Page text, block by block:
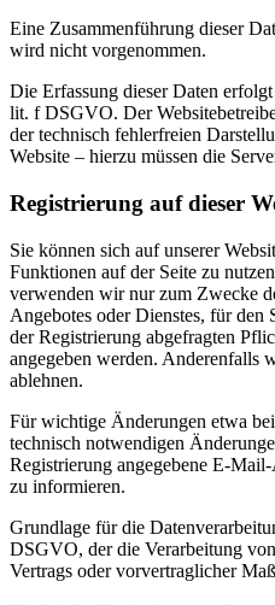
Eine Zusammenführung dieser
wird nicht vorgenommen.
Die Erfassung dieser Daten
lit. f DSGVO. Der
der technisch fehlerfreien
Website – hierzu müssen die
Registrierung auf dieser
Sie können sich auf unserer
Funktionen auf der Seite zu
verwenden wir nur zum Zwecke
Angebotes oder Dienstes, für den
der Registrierung abgefragten
angegeben werden. Anderenfalls
ablehnen.
Für wichtige Änderungen etwa
technisch notwendigen
Registrierung angegebene E-
zu informieren.
Grundlage für die
DSGVO, der die Verarbeitung
Vertrags oder vorvertraglicher